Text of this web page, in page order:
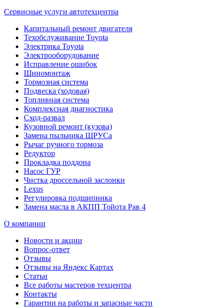
Сервисные услуги автотехцентра
Капитальный ремонт двигателя
Техобслуживание Toyota
Электрика Toyota
Электрооборудование
Исправление ошибок
Шиномонтаж
Тормозная система
Подвеска (ходовая)
Топливная система
Комплексная диагностика
Сход-развал
Кузовной ремонт (кузова)
Замена пыльника ШРУСа
Рычаг ручного тормоза
Редуктор
Прокладка поддона
Насос ГУР
Чистка дроссельной заслонки
Lexus
Регулировка подшипника
Замена масла в АКПП Тойота Рав 4
О компании
Новости и акции
Вопрос-ответ
Отзывы
Отзывы на Яндекс Картах
Статьи
Все работы мастеров техцентра
Контакты
Гарантии на работы и запасные части